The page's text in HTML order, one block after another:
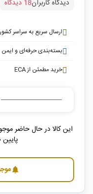
دیدگاه کاربران18 دیدگاه
ارسال سریع به سراسر کشور
بسته‌بندی حرفه‌ای و ایمن
خرید مطمئن از ECA
این کالا در حال حاضر
notifications